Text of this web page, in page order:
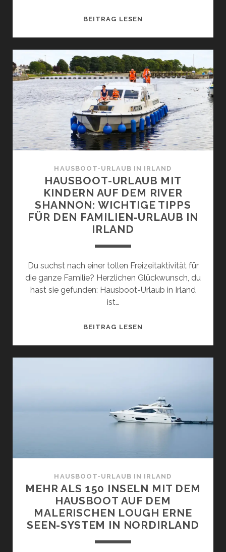
BEITRAG LESEN
VIELE
GUTE
GRÜNDE,
WARUM
DAS
EINE
ÜBERRASCHEND
GUTE
IST!
HAUSBOOT-URLAUB IN IRLAND
HAUSBOOT-URLAUB MIT
KINDERN AUF DEM RIVER
SHANNON: WICHTIGE TIPPS
FÜR DEN FAMILIEN-URLAUB IN
IRLAND
Du suchst nach einer tollen Freizeitaktivität für
die ganze Familie? Herzlichen Glückwunsch, du
hast sie gefunden: Hausboot-Urlaub in Irland
ist…
BEITRAG LESEN
RIVER
SHANNON:
WICHTIGE
DEN
URLAUB
IN
IRLAND
HAUSBOOT-URLAUB IN IRLAND
MEHR ALS 150 INSELN MIT DEM
HAUSBOOT AUF DEM
MALERISCHEN LOUGH ERNE
SEEN-SYSTEM IN NORDIRLAND